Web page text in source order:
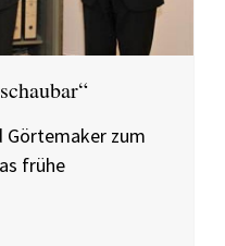
zum
frühe